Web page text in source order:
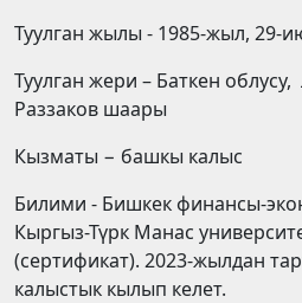
Туулган жылы - 1985-жыл, 29-
Туулган жери – Баткен
Раззаков шаары
Кызматы − башкы калыс
Билими - Бишкек финансы-
Кыргыз-Түрк Манас
(сертификат). 2023-жылдан
калыстык кылып келет.